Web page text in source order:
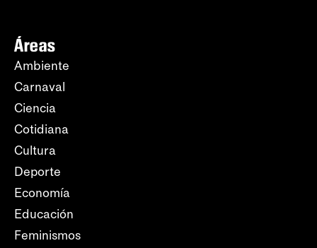
Áreas
Ambiente
Carnaval
Ciencia
Cotidiana
Cultura
Deporte
Economía
Educación
Feminismos